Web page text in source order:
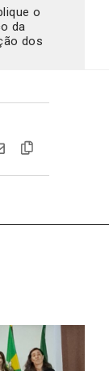
o
da
dos